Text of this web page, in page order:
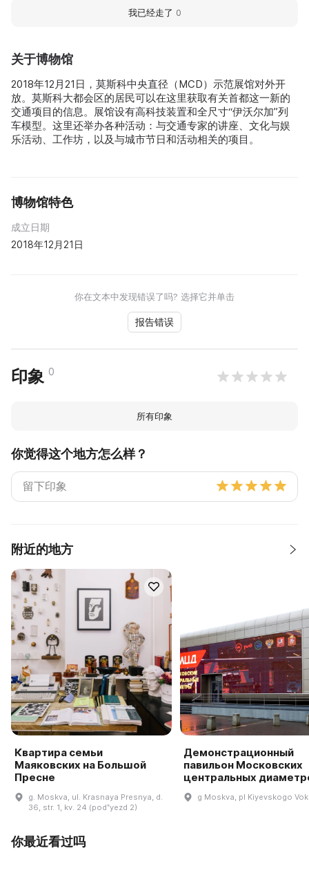
关于博物馆
2018年12月21日，莫斯科中央直径（MCD）示范展馆对外开
放。莫斯科大都会区的居民可以在这里获取有关首都这一新的
交通项目的信息。展馆设有高科技装置和全尺寸“伊沃尔加”列
车模型。这里还举办各种活动：与交通专家的讲座、文化与娱
乐活动、工作坊，以及与城市节日和活动相关的项目。
博物馆特色
成立日期
2018年12月21日
你在文本中发现错误了吗? 选择它并单击
报告错误
印象 0
所有印象
你觉得这个地方怎么样？
附近的地方
Квартира семьи
Маяковских на Большой
Пресне
g. Moskva, ul. Krasnaya Presnya, d.
36, str. 1, kv. 24 (podʺyezd 2)
Демонстрационный
павильон Московских
центральных
g Moskva, pl Kiyevskogo
你最近看过吗
我已经走了 0